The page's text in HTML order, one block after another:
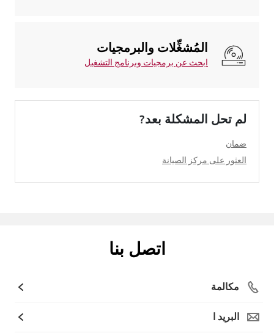
المُشغِّلات والبرمجيات
ابحث عن برمجيات وبرنامج التشغيل
لم تحل المشكلة بعد?
ضمان
العثور على مركز الصيانة
اتصل بنا
مكالمة
البريد ا